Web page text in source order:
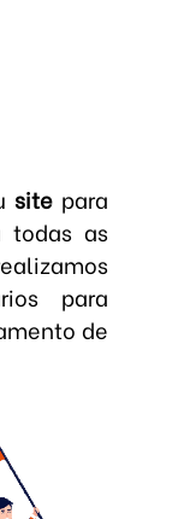
site para
todas as
para
de